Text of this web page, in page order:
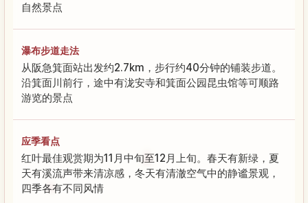
自然景点
瀑布步道走法
从阪急箕面站出发约2.7km，步行约40分钟的铺装步道。
沿箕面川前行，途中有泷安寺和箕面公园昆虫馆等可顺路
游览的景点
应季看点
红叶最佳观赏期为11月中旬至12月上旬。春天有新绿，夏
天有溪流声带来清凉感，冬天有清澈空气中的静谧景观，
四季各有不同风情